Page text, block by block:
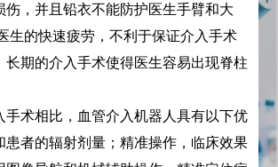
伤，并且铅衣不能防护医生手臂和大
生的快速疲劳，不利于保证介入手术
长期的介入手术使得医生容易出现脊柱
手术相比，血管介入机器人具有以下优
患者的辐射剂量；精准操作，临床效果